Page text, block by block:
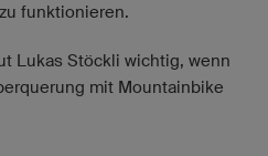
funktionieren.
Lukas Stöckli wichtig, wenn
mit Mountainbike